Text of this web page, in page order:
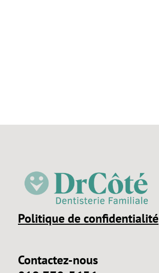
Politique de confidentialité
Contactez-nous